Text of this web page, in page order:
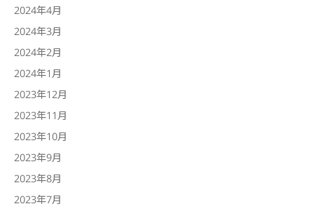
2024年4月
2024年3月
2024年2月
2024年1月
2023年12月
2023年11月
2023年10月
2023年9月
2023年8月
2023年7月